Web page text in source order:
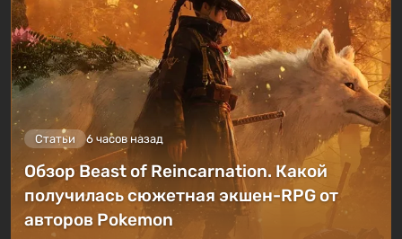
Статьи 6 часов назад
Обзор Beast of Reincarnation. Какой
получилась сюжетная экшен-RPG от
авторов Pokemon